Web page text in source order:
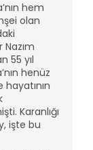
hem
olan
55 yıl
henüz
Karanlığı
işte bu